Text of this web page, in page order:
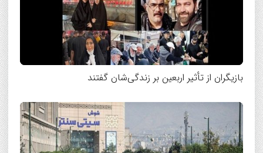
بازیگران از تأثیر اربعین بر زندگی‌شان گفتند